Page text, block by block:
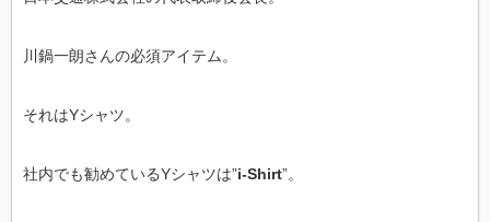
川鍋一朗さんの必須アイテム。
それはYシャツ。
社内でも勧めているYシャツは”i-Shirt”。